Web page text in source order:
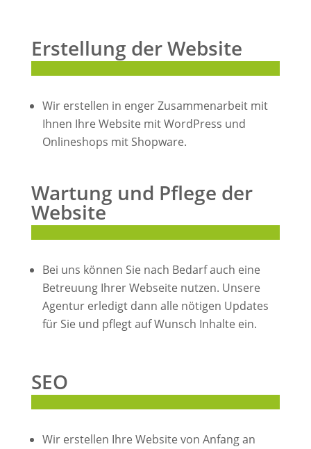
Erstellung der Website
Wir erstellen in enger Zusammenarbeit mit
Ihnen Ihre Website mit WordPress und
Onlineshops mit Shopware.
Wartung und Pflege der
Website
Bei uns können Sie nach Bedarf auch eine
Betreuung Ihrer Webseite nutzen. Unsere
Agentur erledigt dann alle nötigen Updates
für Sie und pflegt auf Wunsch Inhalte ein.
SEO
Wir erstellen Ihre Website von Anfang an